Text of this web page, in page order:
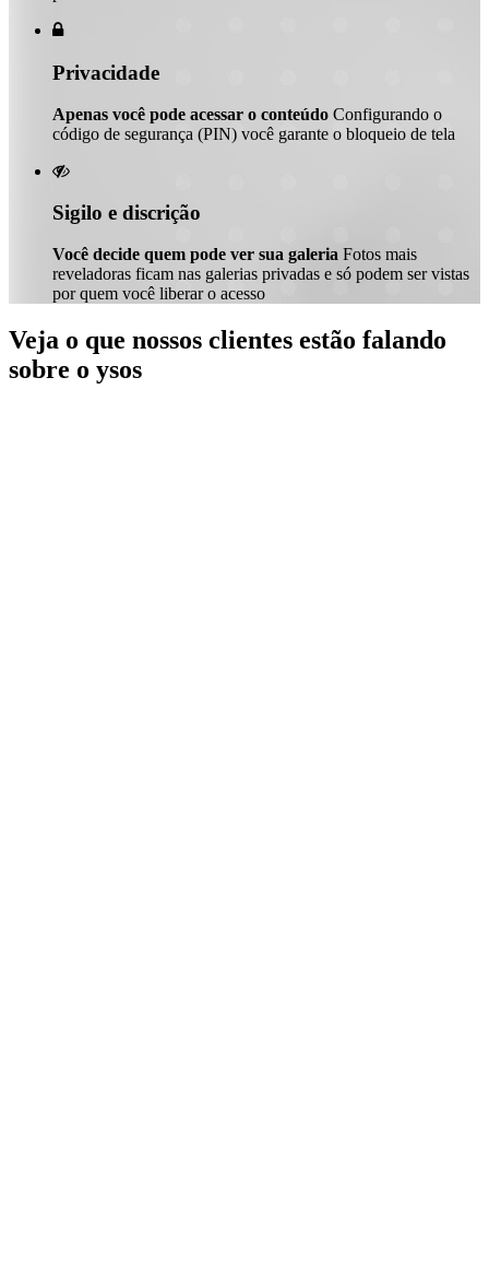

Privacidade
Apenas você pode acessar o conteúdo Configurando o
código de segurança (PIN) você garante o bloqueio de tela

Sigilo e discrição
Você decide quem pode ver sua galeria Fotos mais
reveladoras ficam nas galerias privadas e só podem ser vistas
por quem você liberar o acesso
Veja o que nossos clientes estão falando
sobre o ysos